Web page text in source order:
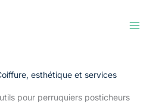
esthétique et services
pour perruquiers posticheurs